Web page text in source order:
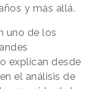
y más allá.
uno de los
explican desde
el análisis de